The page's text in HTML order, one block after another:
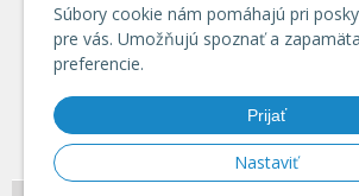
Súbory cookie nám pomáhajú pri
pre vás. Umožňujú spoznať a
preferencie.
Prijať
Nastaviť
Obchodné podmienky
Ochrana osobných údajov
Doprava a platba
Registrácia